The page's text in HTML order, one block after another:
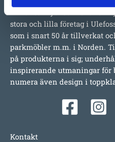
Vi har så mycket vi skulle
stora och lilla företag i
som i snart 50 år tillverkat
parkmöbler m.m. i Norden.
på produkterna i sig;
inspirerande utmaningar för
numera även design i
Kontakt